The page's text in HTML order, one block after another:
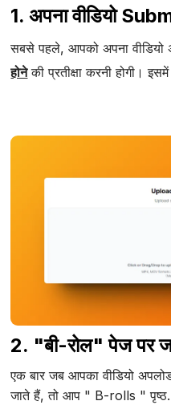
1. अपना वीडियो
सबसे पहले, आपको अपना वीडियो
होनेकी प्रतीक्षा करनी होगी।
2. "बी-रोल" पेज पर
एक बार जब आपका वीडियो
जाते हैं, तो आप " B-rolls " पृष्ठ.